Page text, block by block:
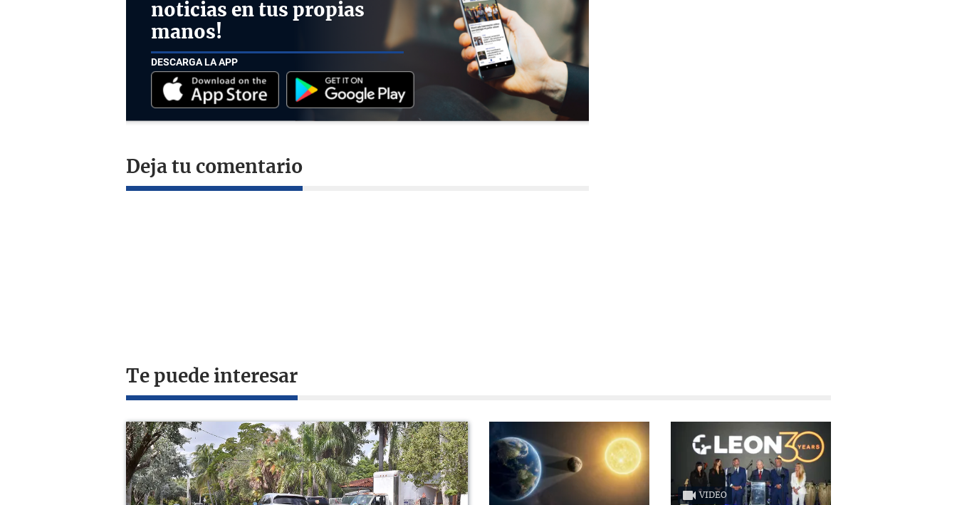
noticias en tus propias
manos!
DESCARGA LA APP
Deja tu comentario
Te puede interesar
VIDEO